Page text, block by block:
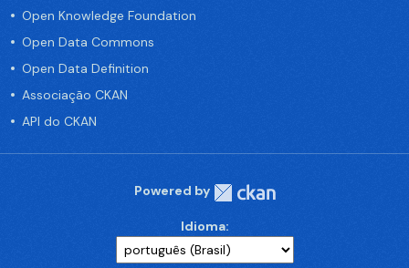
Open Knowledge Foundation
Open Data Commons
Open Data Definition
Associação CKAN
API do CKAN
Powered by
Idioma